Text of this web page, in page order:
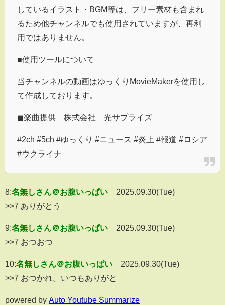
しているイラスト・BGM等は、フリー素材も含まれ
るため他チャンネルでも使用されていますが、再利
用ではありません。
■使用ツールについて
当チャンネルの動画はゆっくりMovieMakerを使用し
て作成しております。
◼︎楽曲提供 株式会社 光サプライズ
#2ch #5ch #ゆっくり #ニュース #炎上 #報道 #ロシア
#ウクライナ
8:名無しさん＠お腹いっぱい
2025.09.30(Tue)
>>7 ありがとう
9:名無しさん＠お腹いっぱい
2025.09.30(Tue)
>>7 おつおつ
10:名無しさん＠お腹いっぱい
2025.09.30(Tue)
>>7 おつかれ。いつもありがと
powered by Auto Youtube Summarize